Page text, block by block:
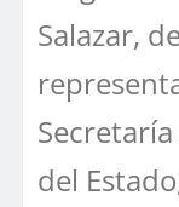
Salazar,
del